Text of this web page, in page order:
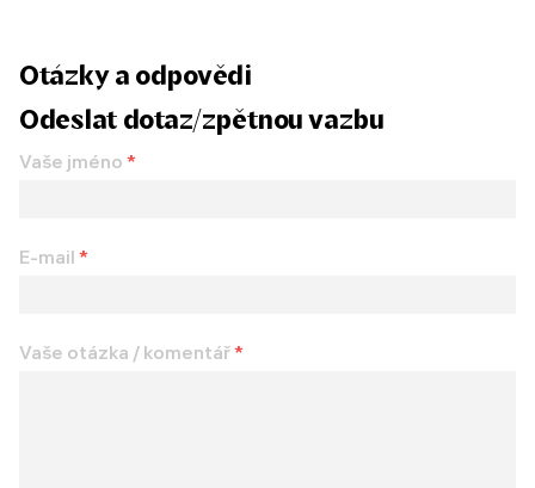
Otázky a odpovědi
Odeslat dotaz/zpětnou vazbu
Vaše jméno *
E-mail *
Vaše otázka / komentář*